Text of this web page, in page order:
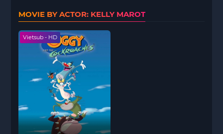
MOVIE BY ACTOR: KELLY MAROT
Vietsub - HD